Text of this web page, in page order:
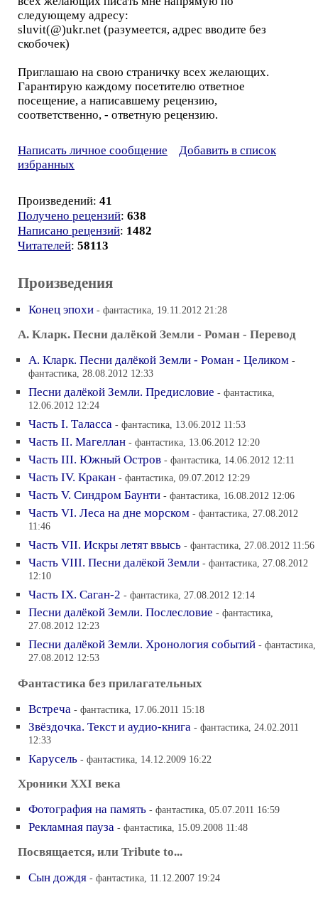
следующему адресу:
sluvit(@)ukr.net (разумеется, адрес вводите без
скобочек)
Приглашаю на свою страничку всех желающих.
Гарантирую каждому посетителю ответное
посещение, а написавшему рецензию,
соответственно, - ответную рецензию.
Написать личное сообщение
Добавить в список
избранных
Произведений: 41
Получено рецензий: 638
Написано рецензий: 1482
Читателей: 58113
Произведения
Конец эпохи - фантастика, 19.11.2012 21:28
А. Кларк. Песни далёкой Земли - Роман - Перевод
А. Кларк. Песни далёкой Земли - Роман - Целиком -
фантастика, 28.08.2012 12:33
Песни далёкой Земли. Предисловие - фантастика,
12.06.2012 12:24
Часть I. Таласса - фантастика, 13.06.2012 11:53
Часть II. Магеллан - фантастика, 13.06.2012 12:20
Часть III. Южный Остров - фантастика, 14.06.2012 12:11
Часть IV. Кракан - фантастика, 09.07.2012 12:29
Часть V. Синдром Баунти - фантастика, 16.08.2012 12:06
Часть VI. Леса на дне морском - фантастика, 27.08.2012
11:46
Часть VII. Искры летят ввысь - фантастика, 27.08.2012 11:56
Часть VIII. Песни далёкой Земли - фантастика, 27.08.2012
12:10
Часть IX. Саган-2 - фантастика, 27.08.2012 12:14
Песни далёкой Земли. Послесловие - фантастика,
27.08.2012 12:23
Песни далёкой Земли. Хронология событий - фантастика,
27.08.2012 12:53
Фантастика без прилагательных
Встреча - фантастика, 17.06.2011 15:18
Звёздочка. Текст и аудио-книга - фантастика, 24.02.2011
12:33
Карусель - фантастика, 14.12.2009 16:22
Хроники XXI века
Фотография на память - фантастика, 05.07.2011 16:59
Рекламная пауза - фантастика, 15.09.2008 11:48
Посвящается, или Tribute to...
Сын дождя - фантастика, 11.12.2007 19:24